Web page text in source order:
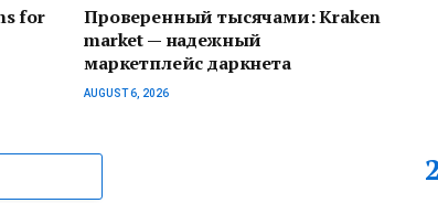
for
Проверенный тысячами: Kraken
market — надежный
маркетплейс даркнета
AUGUST 6, 2026